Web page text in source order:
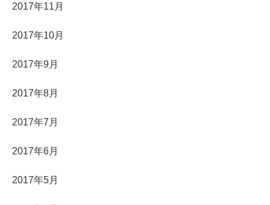
2017年11月
2017年10月
2017年9月
2017年8月
2017年7月
2017年6月
2017年5月